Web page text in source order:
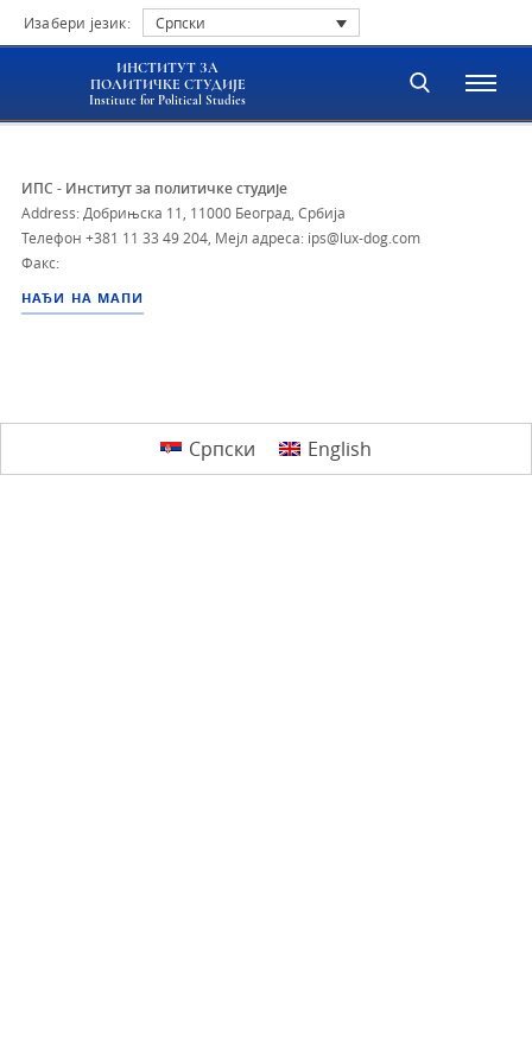
Изабери језик: Српски
ИНСТИТУТ ЗА
ПОЛИТИЧКЕ СТУДИЈЕ
Institute for Political Studies
ИПС - Институт за политичке студије
Address: Добрињска 11, 11000 Београд, Србија
Телефон +381 11 33 49 204 Мејл адреса: ips@lux-dog.com
Факс:
НАЂИ НА МАПИ
Српски English